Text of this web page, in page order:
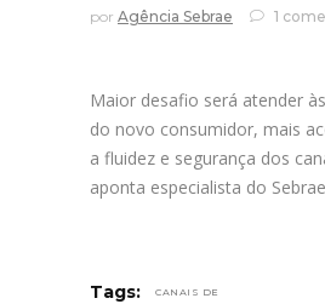
por Agência Sebrae 1
Maior desafio será atender
do novo consumidor, mais
a fluidez e segurança dos
aponta especialista do
Tags: CANAIS DE